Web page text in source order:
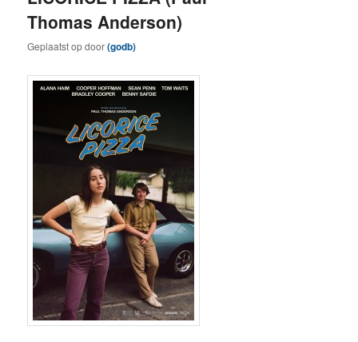
Thomas Anderson)
Geplaatst opdoor(godb)